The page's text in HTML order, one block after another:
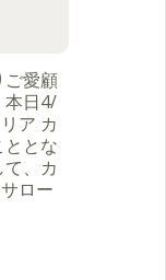
ご愛顧
本日4/
ア カ
とな
、カ
ロー